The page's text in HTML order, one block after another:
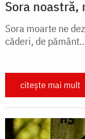
Sora noastră,
Sora moarte ne
căderi, de
citește mai mult